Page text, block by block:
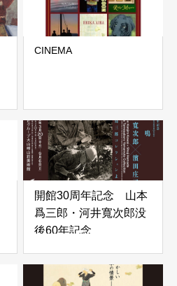
CINEMA
開館30周年記念 山本
爲三郎・河井寬次郎没
後60年記念
「共鳴 河井寬次郎×濱田
庄司 ―山本爲三郎コレク